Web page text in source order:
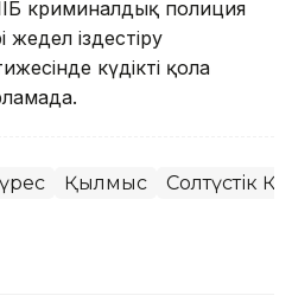
криминалдық полиция
жедел іздестіру
күдікті қолға
Қылмыс Солтүстік